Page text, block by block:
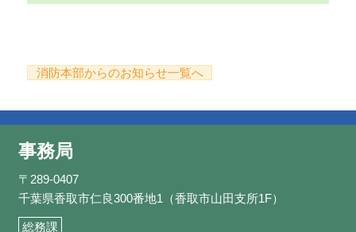
消防本部からのお知らせ一覧へ
事務局
〒289-0407
千葉県香取市仁良300番地1（香取市山田支所1F）
総務課